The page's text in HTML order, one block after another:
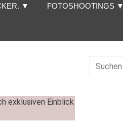
▼ FOTOSHOOTINGS ▼
exklusiven Einblick